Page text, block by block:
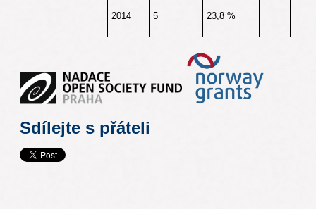
2014 5 23,8 %
Sdílejte s přáteli